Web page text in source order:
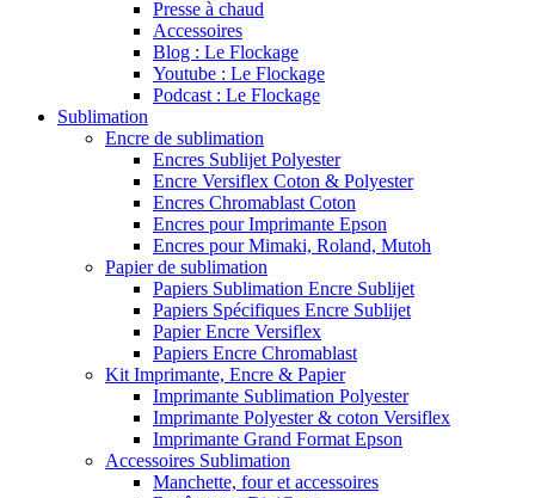
Presse à chaud
Accessoires
Blog : Le Flockage
Youtube : Le Flockage
Podcast : Le Flockage
Sublimation
Encre de sublimation
Encres Sublijet Polyester
Encre Versiflex Coton & Polyester
Encres Chromablast Coton
Encres pour Imprimante Epson
Encres pour Mimaki, Roland, Mutoh
Papier de sublimation
Papiers Sublimation Encre Sublijet
Papiers Spécifiques Encre Sublijet
Papier Encre Versiflex
Papiers Encre Chromablast
Kit Imprimante, Encre & Papier
Imprimante Sublimation Polyester
Imprimante Polyester & coton Versiflex
Imprimante Grand Format Epson
Accessoires Sublimation
Manchette, four et accessoires